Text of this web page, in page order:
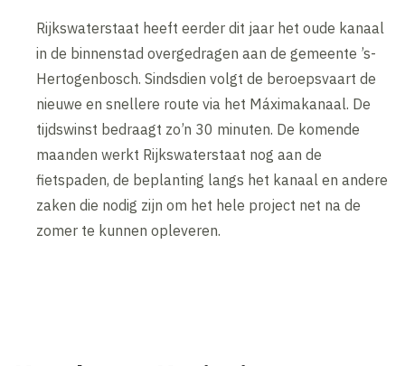
Rijkswaterstaat heeft eerder dit jaar het oude kanaal
in de binnenstad overgedragen aan de gemeente ’s-
Hertogenbosch. Sindsdien volgt de beroepsvaart de
nieuwe en snellere route via het Máximakanaal. De
tijdswinst bedraagt zo’n 30 minuten. De komende
maanden werkt Rijkswaterstaat nog aan de
fietspaden, de beplanting langs het kanaal en andere
zaken die nodig zijn om het hele project net na de
zomer te kunnen opleveren.